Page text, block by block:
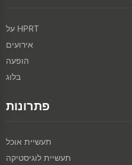
על HPRT
אירועים
הופעה
בלוג
פתרונות
תעשיית אוכל
תעשיית לוגיסטיקה